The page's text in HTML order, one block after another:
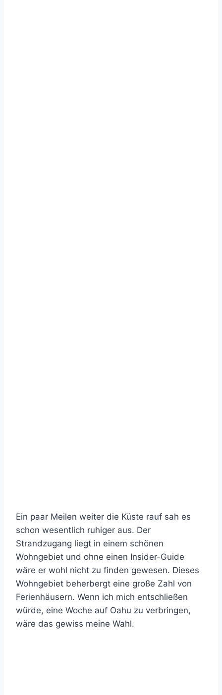
Ein paar Meilen weiter die Küste rauf sah es
schon wesentlich ruhiger aus. Der
Strandzugang liegt in einem schönen
Wohngebiet und ohne einen Insider-Guide
wäre er wohl nicht zu finden gewesen. Dieses
Wohngebiet beherbergt eine große Zahl von
Ferienhäusern. Wenn ich mich entschließen
würde, eine Woche auf Oahu zu verbringen,
wäre das gewiss meine Wahl.